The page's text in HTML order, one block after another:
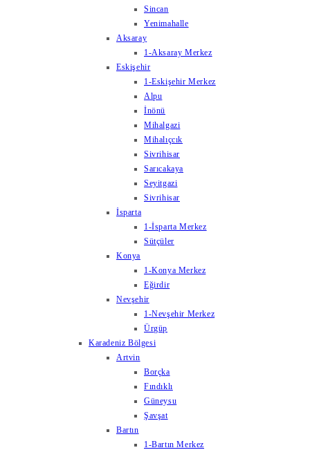
Sincan
Yenimahalle
Aksaray
1-Aksaray Merkez
Eskişehir
1-Eskişehir Merkez
Alpu
İnönü
Mihalgazi
Mihalıçcık
Sivrihisar
Sarıcakaya
Seyitgazi
Sivrihisar
İsparta
1-İsparta Merkez
Sütçüler
Konya
1-Konya Merkez
Eğirdir
Nevşehir
1-Nevşehir Merkez
Ürgüp
Karadeniz Bölgesi
Artvin
Borçka
Fındıklı
Güneysu
Şavşat
Bartın
1-Bartın Merkez